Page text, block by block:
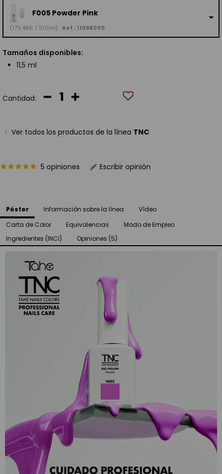
F005 Powder Pink
(173,48€ / 100ml) Ref.: 11068005
Tamaños disponibles:
11,5 ml
Cantidad:
Ver todos los productos de la línea TNC
5 opiniones Escribir opinión
Póster Información sobre la línea
Vídeo
Carta de Color
Equivalencias
Modo de Empleo
Ingredientes (INCI)
Opiniones (5)